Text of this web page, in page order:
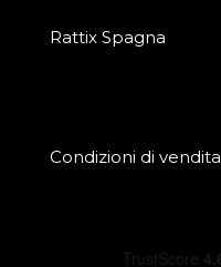
Rattix Spagna
Condizioni di vendita